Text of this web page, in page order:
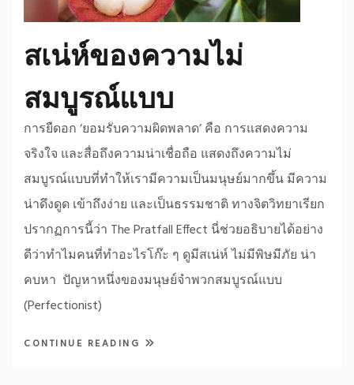
สเน่ห์ของความไม่
สมบูรณ์แบบ
การยืดอก ‘ยอมรับความผิดพลาด’ คือ การแสดงความ
จริงใจ และสื่อถึงความน่าเชื่อถือ แสดงถึงความไม่
สมบูรณ์แบบที่ทำให้เรามีความเป็นมนุษย์มากขึ้น มีความ
น่าดึงดูด เข้าถึงง่าย และเป็นธรรมชาติ ทางจิตวิทยาเรียก
ปรากฏการนี้ว่า The Pratfall Effect นี่ช่วยอธิบายได้อย่าง
ดีว่าทำไมคนที่ทำอะไรโก๊ะ ๆ ดูมีสเน่ห์ ไม่มีพิษมีภัย น่า
คบหา ปัญหาหนึ่งของมนุษย์จำพวกสมบูรณ์แบบ
(Perfectionist)
CONTINUE READING